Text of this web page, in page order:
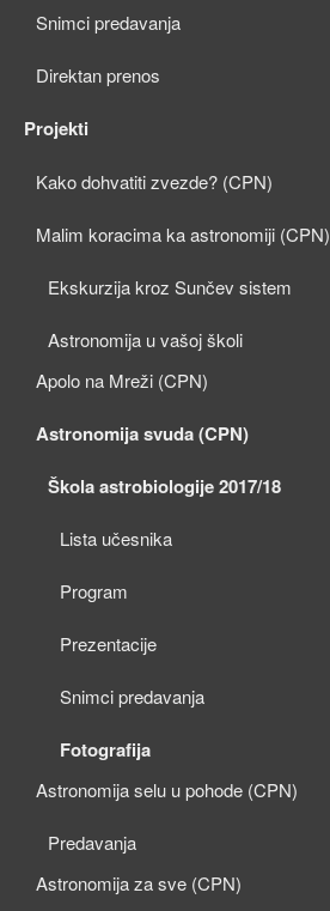
Snimci predavanja
Direktan prenos
Projekti
Kako dohvatiti zvezde? (CPN)
Malim koracima ka astronomiji (CPN)
Ekskurzija kroz Sunčev sistem
Astronomija u vašoj školi
Apolo na Mreži (CPN)
Astronomija svuda (CPN)
Škola astrobiologije 2017/18
Lista učesnika
Program
Prezentacije
Snimci predavanja
Fotografija
Astronomija selu u pohode (CPN)
Predavanja
Astronomija za sve (CPN)